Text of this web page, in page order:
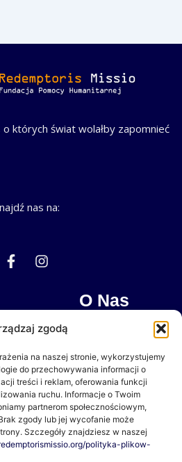
zgodą
na naszej stronie, wykorzystujemy
do przechowywania informacji o
treści i reklam, oferowania funkcji
ruchu. Informacje o Twoim
partnerom społecznościowym,
zgody lub jej wycofanie może
Szczegóły znajdziesz w naszej
polityka-plikow-
których świat wolałby zapomnieć
nas na:
F
a
b
o
o
k
-
f
I
n
a
g
r
a
m
O Nas
Partnerzy
O Nas